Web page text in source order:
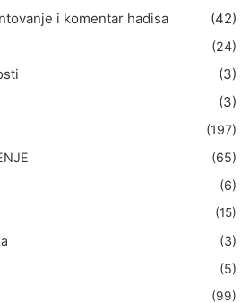
i komentar hadisa
(42)
(24)
(3)
(3)
(197)
(65)
(6)
(15)
(3)
(5)
(99)